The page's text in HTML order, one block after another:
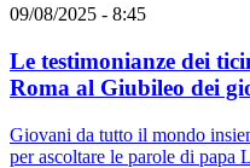
09/08/2025 - 8:45
Le testimonianze dei
Roma al Giubileo dei
Giovani da tutto il mondo
per ascoltare le parole di papa